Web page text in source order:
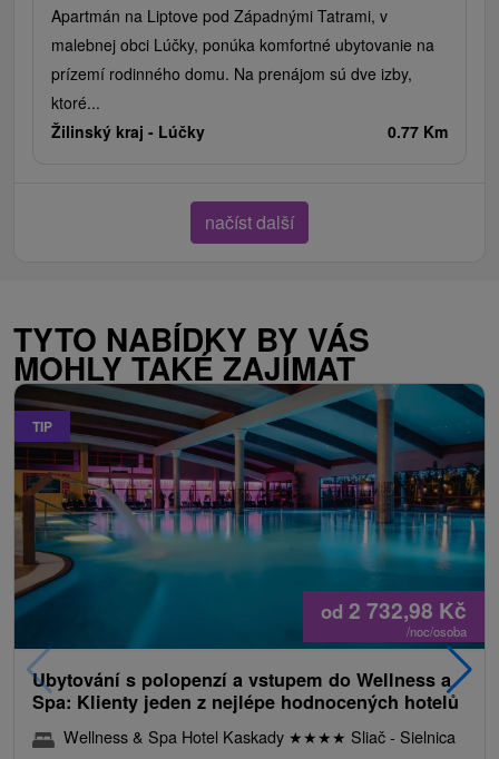
Apartmán na Liptove pod Západnými Tatrami, v
malebnej obci Lúčky, ponúka komfortné ubytovanie na
prízemí rodinného domu. Na prenájom sú dve izby,
ktoré...
Žilinský kraj - Lúčky 0.77 Km
načíst další
TYTO NABÍDKY BY VÁS
MOHLY TAKÉ ZAJÍMAT
TIP
od 2 732,98 Kč
/noc/osoba
Ubytování s polopenzí a vstupem do Wellness a
Spa: Klienty jeden z nejlépe hodnocených hotelů
Wellness & Spa Hotel Kaskady ★★★★ Sliač - Sielnica